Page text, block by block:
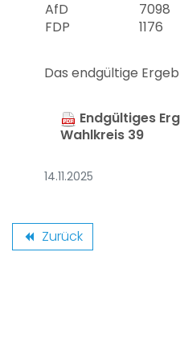
AfD
7098
FDP
1176
Das endgültige
Endgültiges
Wahlkreis 39
14.11.2025
backward Zurück